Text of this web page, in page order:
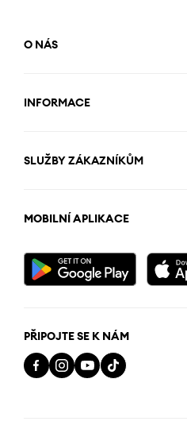
O NÁS
INFORMACE
SLUŽBY ZÁKAZNÍKŮM
MOBILNÍ APLIKACE
PŘIPOJTE SE K NÁM